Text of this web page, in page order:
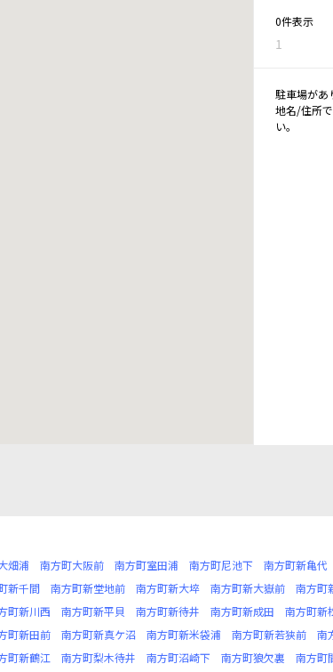
0件表示
1
駐車場があ
地名/住所
い。
畑浦 南方町大阪前 南方町室田浦 南方町尼池下 南方町新亀代
新千間 南方町新堂地前 南方町新大埣 南方町新大嶽前 南方町
町新川西 南方町新平貝 南方町新待井 南方町新成田 南方町新
町新田前 南方町新真ケ沼 南方町新米袋浦 南方町新若狭前 南
町新鶴江 南方町梨木待井 南方町沼崎下 南方町狼欠裏 南方町